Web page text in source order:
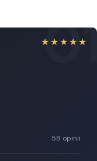
★★★★★
58 opinii